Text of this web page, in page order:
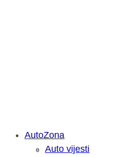
Savjetujemo: Što
AutoZona
Auto vijesti